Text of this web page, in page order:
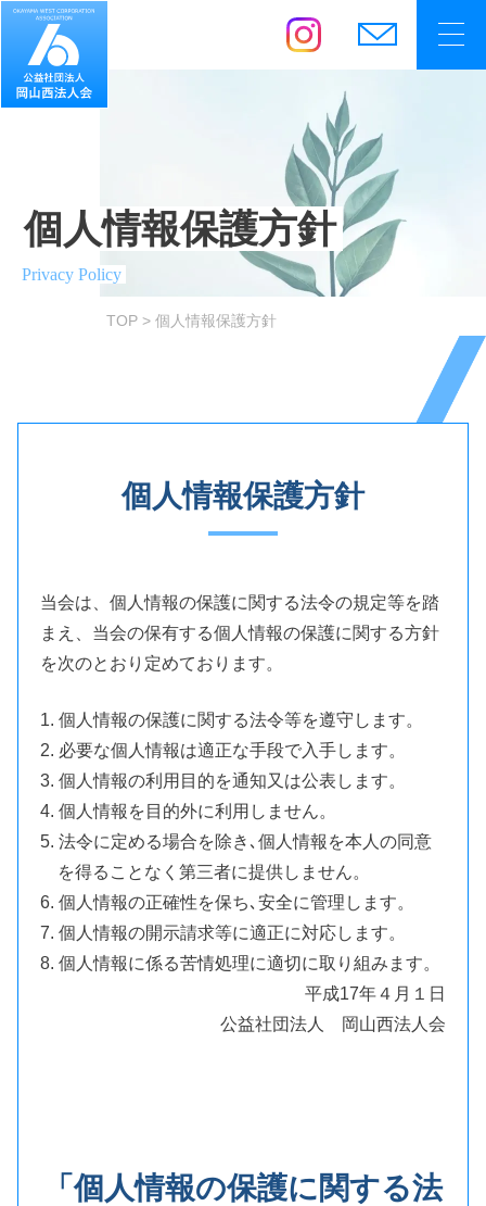
個人情報保護方針
Privacy Policy
TOP 個人情報保護方針
個人情報保護方針
当会は、個人情報の保護に関する法令の規定等を踏
まえ、当会の保有する個人情報の保護に関する方針
を次のとおり定めております。
1. 個人情報の保護に関する法令等を遵守します。
2. 必要な個人情報は適正な手段で入手します。
3. 個人情報の利用目的を通知又は公表します。
4. 個人情報を目的外に利用しません。
5. 法令に定める場合を除き､個人情報を本人の同意
を得ることなく第三者に提供しません。
6. 個人情報の正確性を保ち､安全に管理します。
7. 個人情報の開示請求等に適正に対応します。
8. 個人情報に係る苦情処理に適切に取り組みます。
平成17年４月１日
公益社団法人 岡山西法人会
「個人情報の保護に関する法